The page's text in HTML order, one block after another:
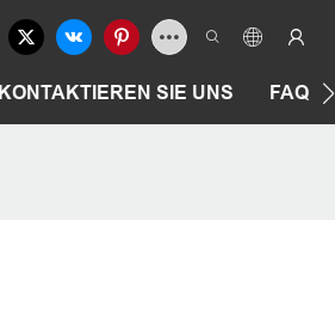
KONTAKTIEREN SIE UNS FAQ